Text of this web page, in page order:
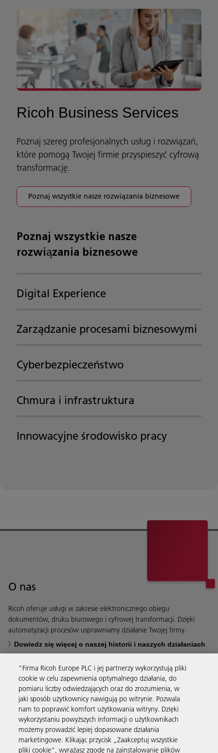
Ricoh Business Services
Poznaj szereg profesjonalnych usług i rozwiązań,
które pomogą Twojej firmie przyspieszyć cyfrową
transformację.
Poznaj wszystkie nasze rozwiązania biznesowe
Poznaj wszystkie nasze
rozwiązania biznesowe
Digital Experience
Zarządzanie procesami biznesowymi
Cyberbezpieczeństwo
Chmura i infrastruktura
Innowacyjne środowisko pracy
O nas
Ricoh oferuje usługi w zakresie elektronicznego obiegu
dokumentów, druku biurowego i cyfrowej transformacji. Dzięki
automatyzacji procesów usprawniamy działanie Twojej firmy.
Dowiedz się więcej o naszej historii i naszych działaniach
Usługi biznesowe
Produkty i usługi
"Firma Ricoh Europe PLC i jej partnerzy wykorzystują pliki
cookie w celu zapewnienia optymalnego działania, do
pomiaru liczby odwiedzających oraz do zrozumienia, w
jaki sposób użytkownicy nawigują po witrynie. Pozwala
nam to poprawić komfort użytkowania witryny. Dzięki
wykorzystaniu powyższych informacji o użytkownikach
możemy prowadzić lepiej dopasowane działania
marketingowe. Klikając przycisk „Zaakceptuj wszystkie
pliki cookie”, wyrażasz zgodę na zainstalowanie plików